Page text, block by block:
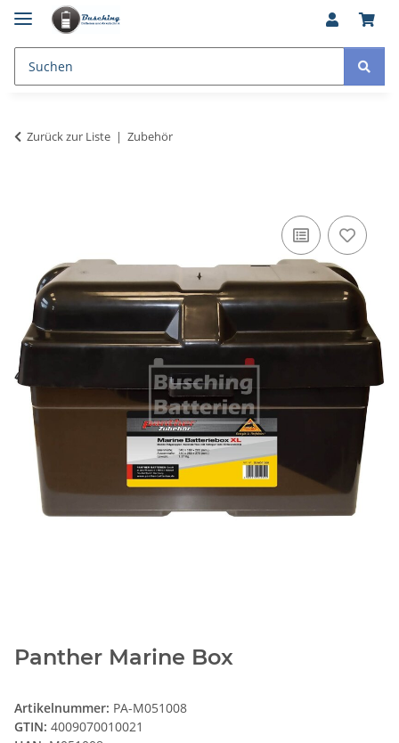
Zurück zur Liste Zubehör
Panther Marine Box
Artikelnummer: PA-M051008
GTIN: 4009070010021